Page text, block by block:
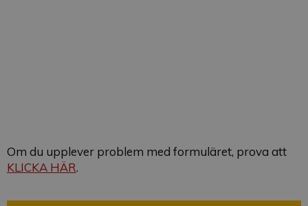
Om du upplever problem med formuläret, prova att
KLICKA HÄR.